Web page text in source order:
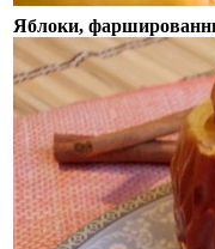
Яблоки,